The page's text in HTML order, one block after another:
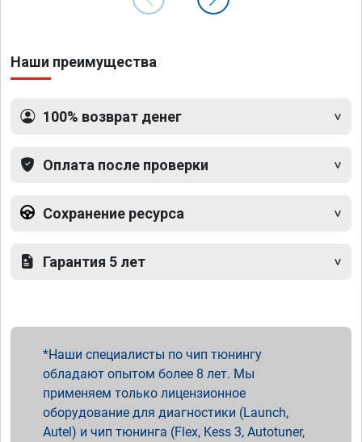
Наши преимущества
100% возврат денег
Оплата после проверки
Сохранение ресурса
Гарантия 5 лет
Наши специалисты по чип тюнингу
обладают опытом более 8 лет. Мы
применяем только лицензионное
оборудование для диагностики (Launch,
Autel) и чип тюнинга (Flex, Kess 3, Autotuner,